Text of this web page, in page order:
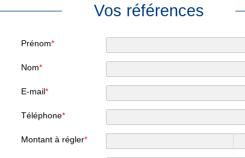
Vos références
Prénom*
Nom*
E-mail*
Téléphone*
Montant à régler*